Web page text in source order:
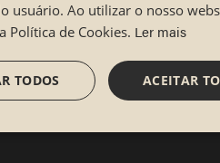
decida por ti, aqui ficam algumas
ingredientes e
usuário. Ao utilizar o nosso
Política de Cookies. Ler mais
ACEITAR
TODOS